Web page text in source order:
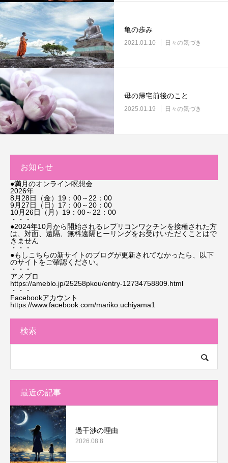
亀の歩み
2021.01.10 日々の気づき
母の帰宅前後のこと
2025.01.19 日々の気づき
お知らせ
●満月のオンライン瞑想会
2026年
8月28日（金）19：00～22：00
9月27日（日）17：00～20：00
10月26日（月）19：00～22：00
・・・
●2024年10月から開始されるレプリコンワクチンを接種された方
は、対面、遠隔、無料遠隔ヒーリングをお受けいただくことはで
きません
・・・
●もしこちらの新サイトのブログが更新されてなかったら、以下
のサイトをご確認ください。
・・・
アメブロ
https://ameblo.jp/25258pkou/entry-12734758809.html
・・・
Facebookアカウント
https://www.facebook.com/mariko.uchiyama1
検索
最近の記事
過干渉の理由
2026.08.8